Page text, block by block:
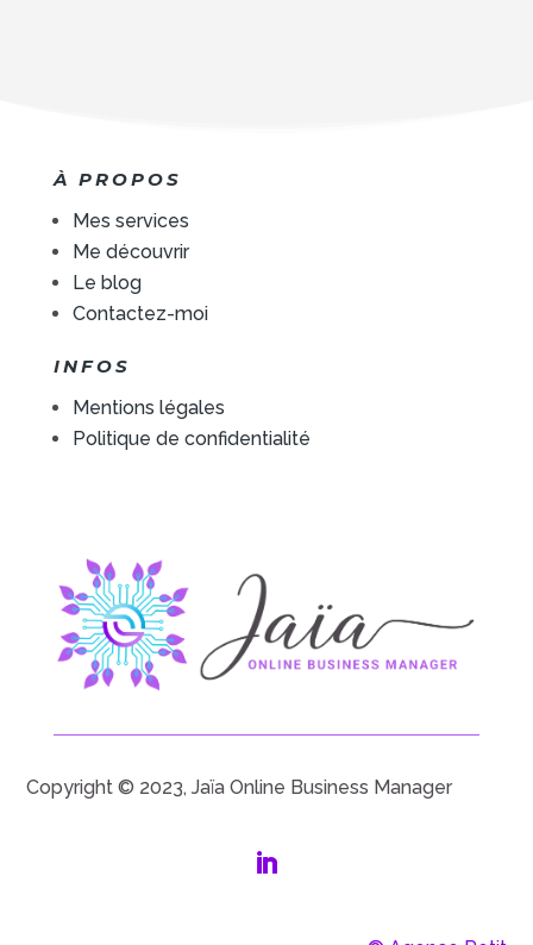
À PROPOS
Mes services
Me découvrir
Le blog
Contactez-moi
INFOS
Mentions légales
Politique de confidentialité
Copyright © 2023, Jaïa Online Business Manager